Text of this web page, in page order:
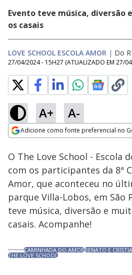
Evento teve música, diversão
os casais
LOVE SCHOOL ESCOLA AMOR | Do
27/04/2024 - 15H27 (ATUALIZADO EM 27/
A+ A-
Adicione como fonte preferencial no
Ativar
Loaded:
12.07%
O The Love School - Escola
com os participantes da 8ª
Amor, que aconteceu no
parque Villa-Lobos, em São
teve música, diversão e
casais. Acompanhe!
CAMINHADA DO AMORRENATO E
THE LOVE SCHOOL